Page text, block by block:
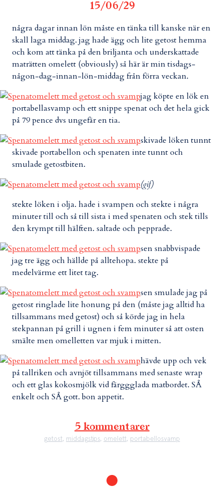
15/06/29
några dagar innan lön måste en tänka till kanske när en
skall laga middag. jag hade ägg och lite getost hemma
och kom att tänka på den briljanta och underskattade
maträtten omelett (obviously) så här är min tisdags-
någon-dag-innan-lön-middag från förra veckan.
jag köpte en lök en
portabellasvamp och ett snippe spenat och det hela gick
på 79 pence dvs ungefär en tia.
skivade löken tunnt
skivade portabellon och spenaten inte tunnt och
smulade getostbiten.
(gif)
stekte löken i olja. hade i svampen och stekte i några
minuter till och så till sista i med spenaten och stek tills
den krympt till hälften. saltade och pepprade.
sen snabbvispade
jag tre ägg och hällde på alltehopa. stekte på
medelvärme ett litet tag.
sen smulade jag på
getost ringlade lite honung på den (måste jag alltid ha
tillsammans med getost) och så körde jag in hela
stekpannan på grill i ugnen i fem minuter så att osten
smälte men omelletten var mjuk i mitten.
hävde upp och vek
på tallriken och avnjöt tillsammans med senaste wrap
och ett glas kokosmjölk vid färggglada matbordet. SÅ
enkelt och SÅ gott. bon appetit.
5 kommentarer
getost, middagstips, omelett, portabellosvamp